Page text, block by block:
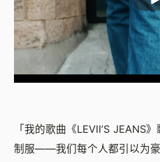
「我的歌曲《LEVII’S JEANS
制服——我们每个人都引以为豪